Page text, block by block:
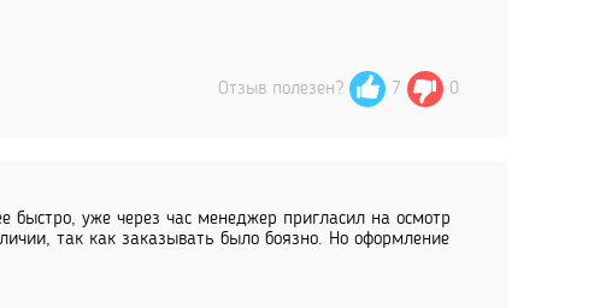
Отзыв полезен? 7 0
быстро, уже через час менеджер пригласил на осмотр
так как заказывать было боязно. Но оформление